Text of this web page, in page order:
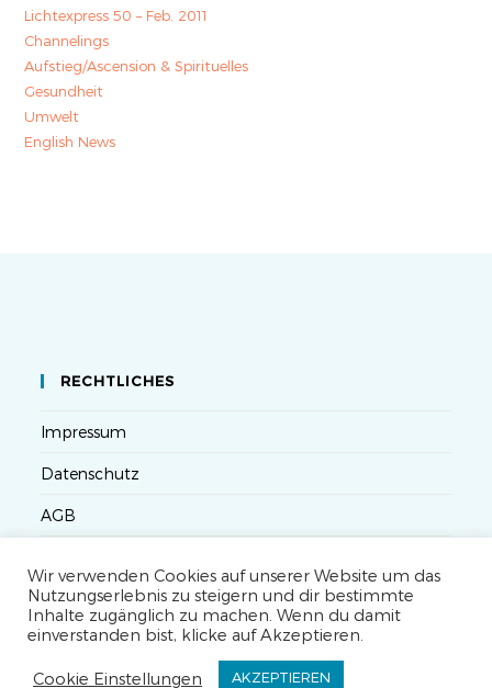
Lichtexpress 50 – Feb. 2011
Channelings
Aufstieg/Ascension & Spirituelles
Gesundheit
Umwelt
English News
RECHTLICHES
Impressum
Datenschutz
AGB
Widerruf
Seminarteilnahme- und Storno-Bedingungen
Wir verwenden Cookies auf unserer Website um das
Nutzungserlebnis zu steigern und dir bestimmte
Inhalte zugänglich zu machen. Wenn du damit
einverstanden bist, klicke auf Akzeptieren.
Cookie Einstellungen AKZEPTIEREN